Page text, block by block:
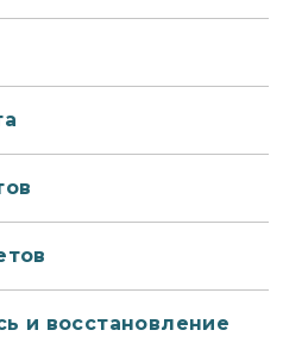
и восстановление